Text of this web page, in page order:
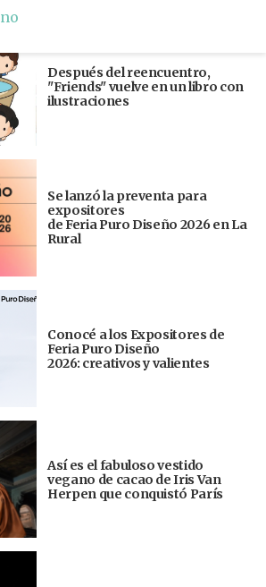
Después del reencuentro,
"Friends" vuelve en un libro con
ilustraciones
Se lanzó la preventa para
expositores
de Feria Puro Diseño 2026 en La
Rural
Conocé a los Expositores de
Feria Puro Diseño
2026: creativos y valientes
Así es el fabuloso vestido
vegano de cacao de Iris Van
Herpen que conquistó París